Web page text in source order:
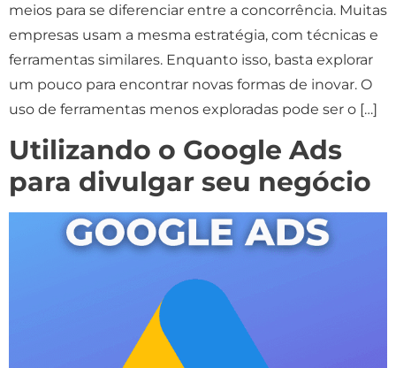
meios para se diferenciar entre a concorrência. Muitas
empresas usam a mesma estratégia, com técnicas e
ferramentas similares. Enquanto isso, basta explorar
um pouco para encontrar novas formas de inovar. O
uso de ferramentas menos exploradas pode ser o […]
Utilizando o Google Ads
para divulgar seu negócio